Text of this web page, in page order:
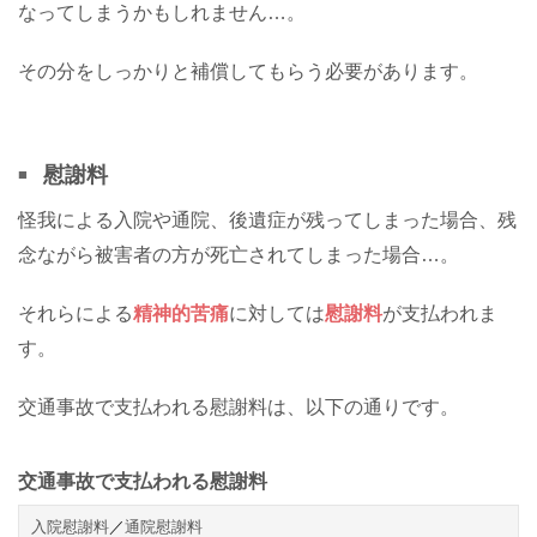
なってしまうかもしれません…。
その分をしっかりと補償してもらう必要があります。
慰謝料
怪我による入院や通院、後遺症が残ってしまった場合、残
念ながら被害者の方が死亡されてしまった場合…。
それらによる精神的苦痛に対しては慰謝料が支払われま
す。
交通事故で支払われる慰謝料は、以下の通りです。
交通事故で支払われる慰謝料
入院慰謝料 ／通院慰謝料